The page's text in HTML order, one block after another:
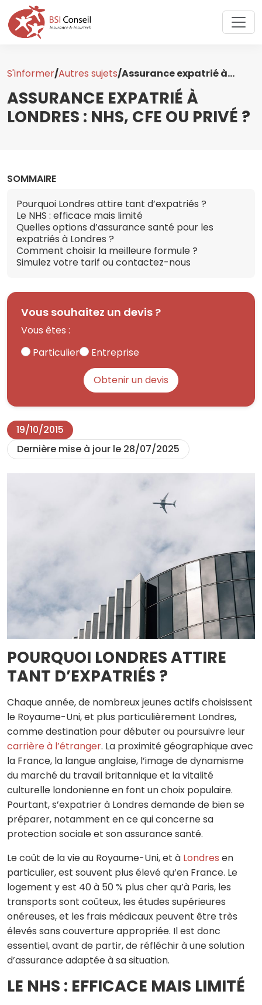
S'informer/Autres sujets/Assurance expatrié à...
ASSURANCE EXPATRIÉ À
LONDRES : NHS, CFE OU PRIVÉ ?
19/10/2015
Dernière mise à jour le 28/07/2025
POURQUOI LONDRES ATTIRE
TANT D’EXPATRIÉS ?
Chaque année, de nombreux jeunes actifs choisissent
le Royaume-Uni, et plus particulièrement Londres,
comme destination pour débuter ou poursuivre leur
carrière à l’étranger. La proximité géographique avec
la France, la langue anglaise, l’image de dynamisme
du marché du travail britannique et la vitalité
culturelle londonienne en font un choix populaire.
Pourtant, s’expatrier à Londres demande de bien se
préparer, notamment en ce qui concerne sa
protection sociale et son assurance santé.
Le coût de la vie au Royaume-Uni, et à Londres en
particulier, est souvent plus élevé qu’en France. Le
logement y est 40 à 50 % plus cher qu’à Paris, les
transports sont coûteux, les études supérieures
onéreuses, et les frais médicaux peuvent être très
élevés sans couverture appropriée. Il est donc
essentiel, avant de partir, de réfléchir à une solution
d’assurance adaptée à sa situation.
LE NHS : EFFICACE MAIS LIMITÉ
SOMMAIRE
Pourquoi Londres attire tant d’expatriés ?
Le NHS : efficace mais limité
Quelles options d’assurance santé pour les
expatriés à Londres ?
Comment choisir la meilleure formule ?
Simulez votre tarif ou contactez-nous
Vous souhaitez un devis ?
Vous êtes :
Particulier
Entreprise
Obtenir un devis